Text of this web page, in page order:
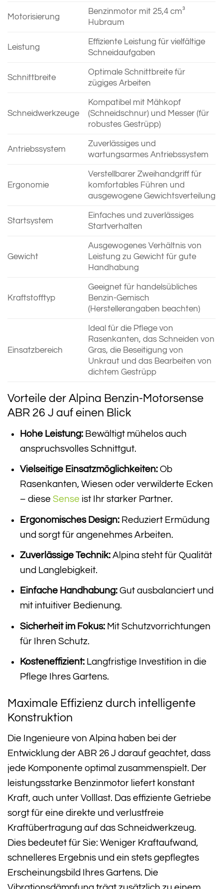
Motorisierung
Benzinmotor mit 25,4 cm³
Hubraum
Leistung
Effiziente Leistung für vielfältige
Schneidaufgaben
Schnittbreite
Optimale Schnittbreite für
zügiges Arbeiten
Schneidwerkzeuge
Kompatibel mit Mähkopf
(Schneidschnur) und Messer (für
robustes Gestrüpp)
Antriebssystem
Zuverlässiges und
wartungsarmes Antriebssystem
Ergonomie
Verstellbarer Zweihandgriff für
komfortables Führen und
ausgewogene Gewichtsverteilung
Startsystem
Einfaches und zuverlässiges
Startverhalten
Gewicht
Ausgewogenes Verhältnis von
Leistung zu Gewicht für gute
Handhabung
Kraftstofftyp
Geeignet für handelsübliches
Benzin-Gemisch
(Herstellerangaben beachten)
Einsatzbereich
Ideal für die Pflege von
Rasenkanten, das Schneiden von
Gras, die Beseitigung von
Unkraut und das Bearbeiten von
dichtem Gestrüpp
Vorteile der Alpina Benzin-Motorsense
ABR 26 J auf einen Blick
Hohe Leistung:Bewältigt mühelos auch
anspruchsvolles Schnittgut.
Vielseitige Einsatzmöglichkeiten:Ob
Rasenkanten, Wiesen oder verwilderte Ecken
– diese Sense ist Ihr starker Partner.
Ergonomisches Design:Reduziert Ermüdung
und sorgt für angenehmes Arbeiten.
Zuverlässige Technik:Alpina steht für Qualität
und Langlebigkeit.
Einfache Handhabung:Gut ausbalanciert und
mit intuitiver Bedienung.
Sicherheit im Fokus:Mit Schutzvorrichtungen
für Ihren Schutz.
Kosteneffizient:Langfristige Investition in die
Pflege Ihres Gartens.
Maximale Effizienz durch intelligente
Konstruktion
Die Ingenieure von Alpina haben bei der
Entwicklung der ABR 26 J darauf geachtet, dass
jede Komponente optimal zusammenspielt. Der
leistungsstarke Benzinmotor liefert konstant
Kraft, auch unter Volllast. Das effiziente Getriebe
sorgt für eine direkte und verlustfreie
Kraftübertragung auf das Schneidwerkzeug.
Dies bedeutet für Sie: Weniger Kraftaufwand,
schnelleres Ergebnis und ein stets gepflegtes
Erscheinungsbild Ihres Gartens. Die